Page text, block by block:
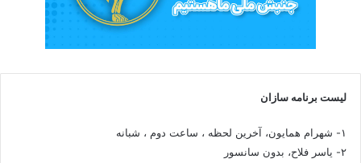
لیست برنامه سازان
۱- شهرام همایون، آخرین لحظه ، ساعت دوم ، شبانه
۲- یاسر فلاح، بدون سانسور